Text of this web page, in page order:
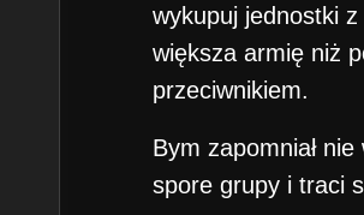
wykupuj jednostki
większa armię niż
przeciwnikiem.
Bym zapomniał
spore grupy i traci